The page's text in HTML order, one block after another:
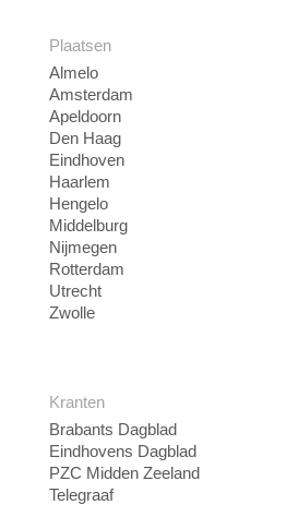
Plaatsen
Almelo
Amsterdam
Apeldoorn
Den Haag
Eindhoven
Haarlem
Hengelo
Middelburg
Nijmegen
Rotterdam
Utrecht
Zwolle
Kranten
Brabants Dagblad
Eindhovens Dagblad
PZC Midden Zeeland
Telegraaf